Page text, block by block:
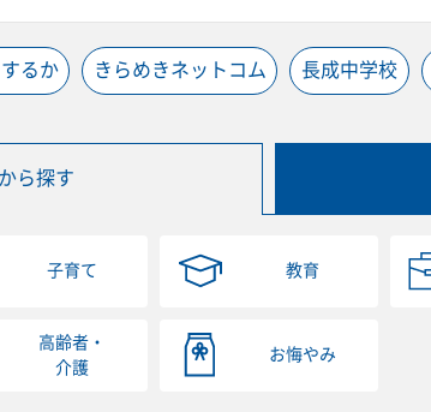
るか きらめきネットコム 長成中学校
ら探す
子育て 教育
高齢者・
介護
お悔やみ